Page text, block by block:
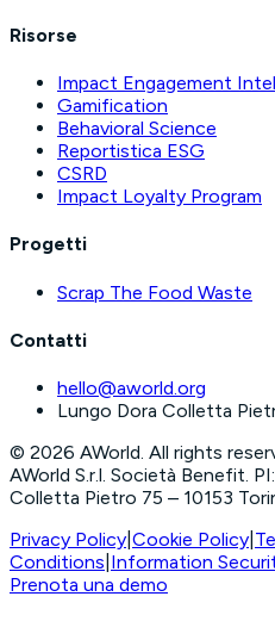
Risorse
Impact Engagement
Gamification
Behavioral Science
Reportistica ESG
CSRD
Impact Loyalty Program
Progetti
Scrap The Food Waste
Contatti
hello@aworld.org
Lungo Dora Colletta
© 2026 AWorld. All rights
AWorld S.r.l. Società Benefit.
Colletta Pietro 75 – 10153
Privacy Policy Cookie Policy
Conditions Information
Prenota una demo